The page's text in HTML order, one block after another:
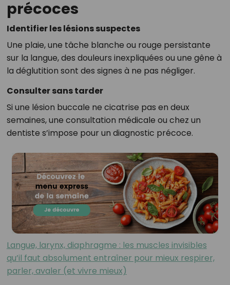
précoces
Identifier les lésions suspectes
Une plaie, une tâche blanche ou rouge persistante
sur la langue, des douleurs inexpliquées ou une gêne à
la déglutition sont des signes à ne pas négliger.
Consulter sans tarder
Si une lésion buccale ne cicatrise pas en deux
semaines, une consultation médicale ou chez un
dentiste s’impose pour un diagnostic précoce.
Langue, larynx, diaphragme : les muscles invisibles
qu’il faut absolument entraîner pour mieux respirer,
parler, avaler (et vivre mieux)